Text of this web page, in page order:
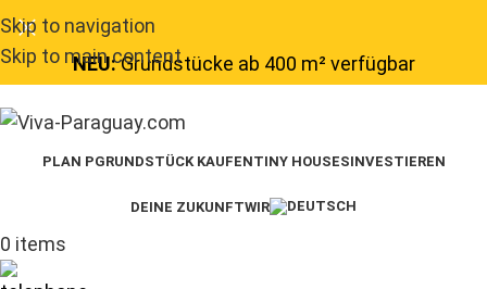
Skip to navigation
Skip to main content
NEU:Grundstücke ab 400 m² verfügbar
PLAN PGRUNDSTÜCK KAUFENTINY HOUSESINVESTIEREN
DEINE ZUKUNFTWIR
0 items